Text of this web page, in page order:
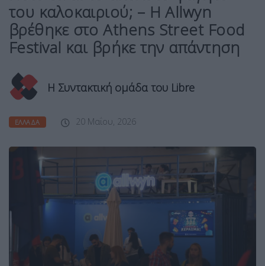
του καλοκαιριού; – Η Allwyn
βρέθηκε στο Athens Street Food
Festival και βρήκε την απάντηση
Η Συντακτική ομάδα του Libre
ΕΛΛΆΔΑ 20 Μαΐου, 2026